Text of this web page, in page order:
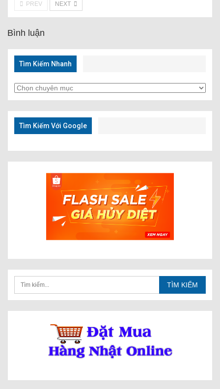
PREV NEXT
Bình luận
Tìm Kiếm Nhanh
Tìm
Kiếm
Nhanh
Tìm Kiếm Với Google